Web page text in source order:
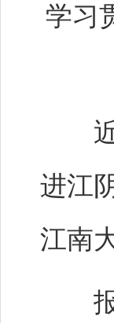
学习
近
进江
江南
报